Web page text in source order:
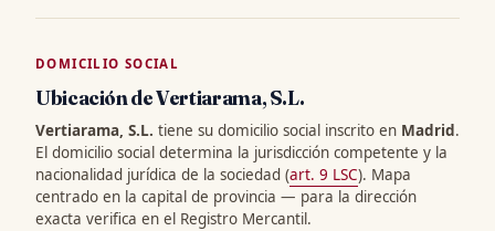
DOMICILIO SOCIAL
Ubicación de Vertiarama, S.L.
Vertiarama, S.L. tiene su domicilio social inscrito en Madrid.
El domicilio social determina la jurisdicción competente y la
nacionalidad jurídica de la sociedad (art. 9 LSC). Mapa
centrado en la capital de provincia — para la dirección
exacta verifica en el Registro Mercantil.